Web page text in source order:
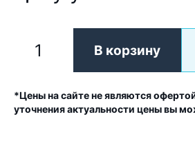
В корзину
*Цены на сайте не являются
уточнения актуальности цены вы